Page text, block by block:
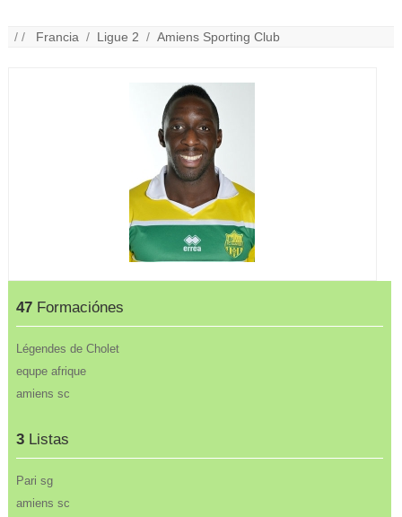
/ / Francia / Ligue 2 /Amiens Sporting Club
47 Formaciónes
Légendes de Cholet
equpe afrique
amiens sc
3 Listas
Pari sg
amiens sc